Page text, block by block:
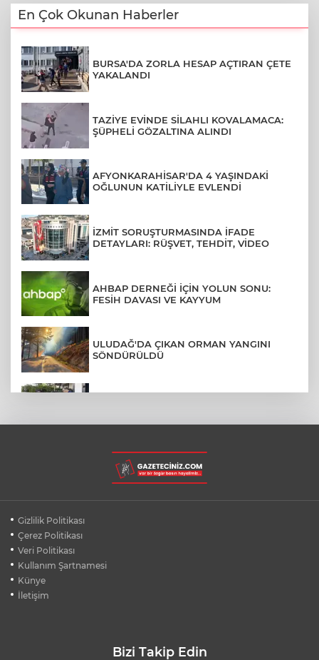
En Çok Okunan Haberler
BURSA'DA ZORLA HESAP AÇTIRAN ÇETE
YAKALANDI
TAZİYE EVİNDE SİLAHLI KOVALAMACA:
ŞÜPHELİ GÖZALTINA ALINDI
AFYONKARAHİSAR'DA 4 YAŞINDAKİ
OĞLUNUN KATİLİYLE EVLENDİ
İZMİT SORUŞTURMASINDA İFADE
DETAYLARI: RÜŞVET, TEHDİT, VİDEO
AHBAP DERNEĞİ İÇİN YOLUN SONU:
FESİH DAVASI VE KAYYUM
ULUDAĞ'DA ÇIKAN ORMAN YANGINI
SÖNDÜRÜLDÜ
ASLI HÜNEL'DEN BURSA'DA
UNUTULMAZ KONSER
VAN'DA İŞİTME ENGELLİ MÜŞTERİ,
Gizlilik Politikası
Çerez Politikası
Veri Politikası
Kullanım Şartnamesi
Künye
İletişim
Bizi Takip Edin